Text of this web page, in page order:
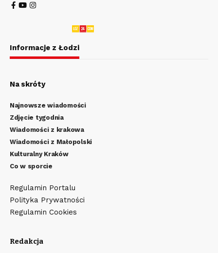
Informacje z Łodzi
Na skróty
Najnowsze wiadomości
Zdjęcie tygodnia
Wiadomości z krakowa
Wiadomości z Małopolski
Kulturalny Kraków
Co w sporcie
Regulamin Portalu
Polityka Prywatności
Regulamin Cookies
Redakcja